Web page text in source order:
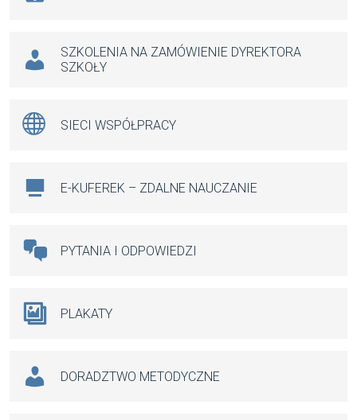
SZKOLENIA NA ZAMÓWIENIE DYREKTORA
SZKOŁY
SIECI WSPÓŁPRACY
E-KUFEREK – ZDALNE NAUCZANIE
PYTANIA I ODPOWIEDZI
PLAKATY
DORADZTWO METODYCZNE